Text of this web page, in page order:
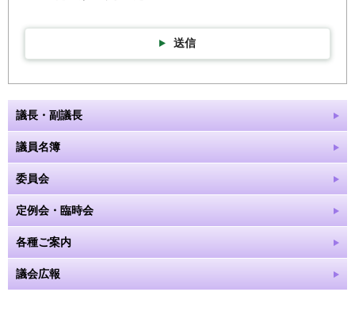
送信
議長・副議長
議員名簿
委員会
定例会・臨時会
各種ご案内
議会広報